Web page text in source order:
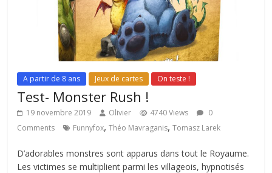
A partir de 8 ans Jeux de cartes On teste !
Test- Monster Rush !
19 novembre 2019 Olivier 4740 Views
0
Comments
Funnyfox,Théo Mavraganis,Tomasz Larek
D’adorables monstres sont apparus dans tout le Royaume.
Les victimes se multiplient parmi les villageois, hypnotisés